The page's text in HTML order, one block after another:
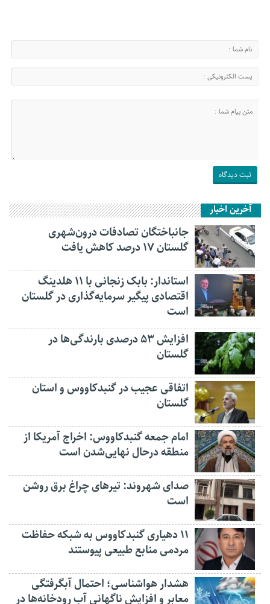
آخرین اخبار
جانباختگان تصادفات درون‌شهری
گلستان ۱۷ درصد کاهش یافت
استاندار: بابک زنجانی با ۱۱ هلدینگ
اقتصادی پیگیر سرمایه‌گذاری در گلستان
است
افزایش ۵۳ درصدی بارندگی‌ها در
گلستان
اتفاقی عجیب در‌ گنبدکاووس و استان
گلستان
امام جمعه گنبدکاووس: اخراج آمریکا از
منطقه درحال نهایی‌شدن است
صدای شهروند: تیرهای چراغ برق روشن
است
۱۱ دهیاری گنبدکاووس به شبکه حفاظت
مردمی منابع طبیعی پیوستند
هشدار هواشناسی؛ احتمال آبگرفتگی
معابر و افزایش ناگهانی آب رودخانه‌ها در